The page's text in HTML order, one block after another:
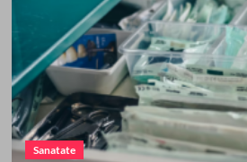
Sanatate